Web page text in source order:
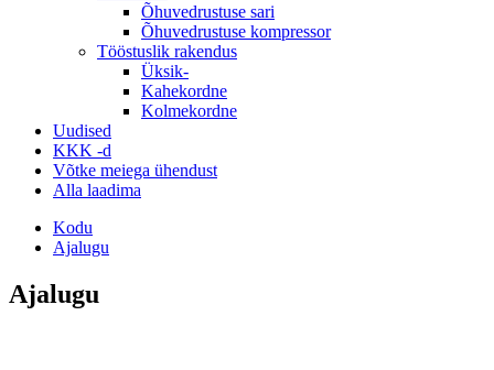
Õhuvedrustuse sari
Õhuvedrustuse kompressor
Tööstuslik rakendus
Üksik-
Kahekordne
Kolmekordne
Uudised
KKK -d
Võtke meiega ühendust
Alla laadima
Kodu
Ajalugu
Ajalugu